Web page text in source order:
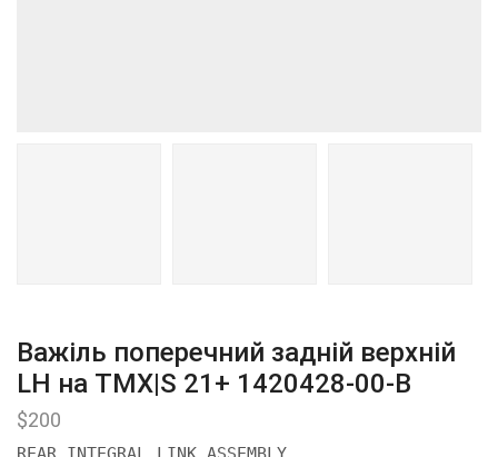
Важіль поперечний задній верхній
LH на ТМХ|S 21+ 1420428-00-В
$200
REAR INTEGRAL LINK ASSEMBLY